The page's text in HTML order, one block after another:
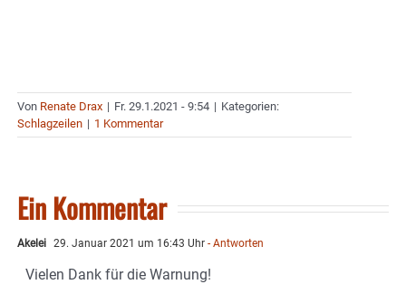
Von Renate Drax | Fr. 29.1.2021 - 9:54 | Kategorien:
Schlagzeilen | 1 Kommentar
Ein Kommentar
Akelei 29. Januar 2021 um 16:43 Uhr - Antworten
Vielen Dank für die Warnung!